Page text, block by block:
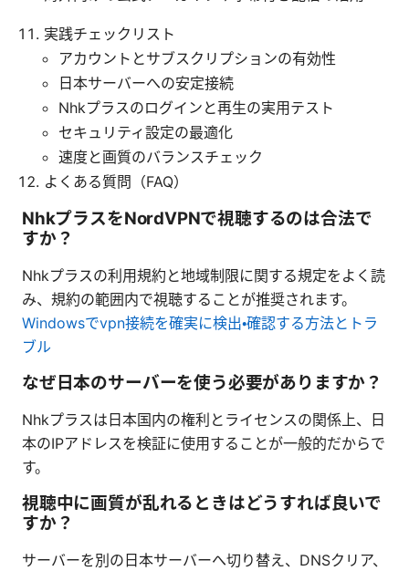
実践チェックリスト
アカウントとサブスクリプションの有効性
日本サーバーへの安定接続
Nhkプラスのログインと再生の実用テスト
セキュリティ設定の最適化
速度と画質のバランスチェック
よくある質問（FAQ）
NhkプラスをNordVPNで視聴するのは合法で
すか？
Nhkプラスの利用規約と地域制限に関する規定をよく読
み、規約の範囲内で視聴することが推奨されます。
Windowsでvpn接続を確実に検出・確認する方法とトラ
ブル
なぜ日本のサーバーを使う必要がありますか？
Nhkプラスは日本国内の権利とライセンスの関係上、日
本のIPアドレスを検証に使用することが一般的だからで
す。
視聴中に画質が乱れるときはどうすれば良いで
すか？
サーバーを別の日本サーバーへ切り替え、DNSクリア、